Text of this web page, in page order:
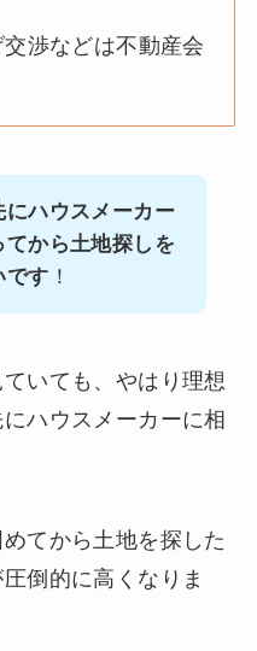
交渉などは不動産会
にハウスメーカー
てから土地探しを
です ！
いても、やはり理想
ハウスメーカーに相
てから土地を探した
倒的に高くなりま